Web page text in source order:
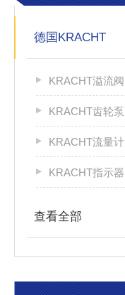
德国KRACHT
KRACHT溢流阀
KRACHT齿轮泵
KRACHT流量计
KRACHT指示器
查看全部